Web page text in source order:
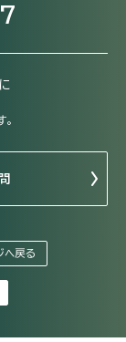
へ戻る